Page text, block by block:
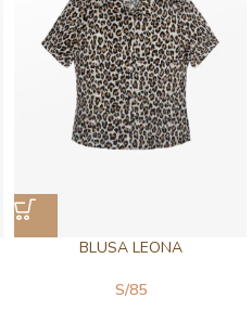
BLUSA LEONA
S/85